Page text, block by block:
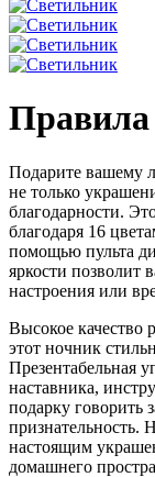
Правила
Подарите вашему
не только
благодарности.
благодаря 16
помощью пульта
яркости позволит
настроения или
Высокое качество
этот ночник
Презентабельная
наставника,
подарку говорить
настоящим
домашнего